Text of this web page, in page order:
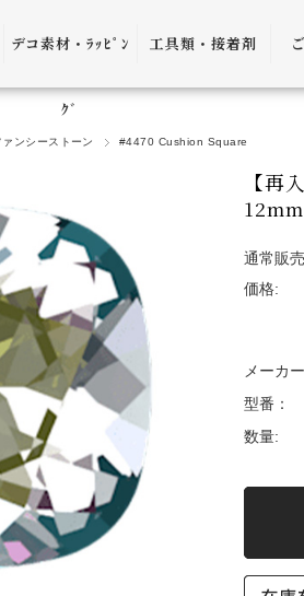
デコ素材・ﾗｯﾋﾟﾝ
ｸﾞ
デコ素材
ﾗｯﾋﾟﾝｸﾞ雑貨
工具類・接着剤
ピンセット
アプリケーター
ヤットコ・ニッ
接着剤・リムー
便利グッズ・そ
決
会
ァンシーストーン #4470 Cushion Square
【再
通常販
価格:
メーカー
型番：
数量: